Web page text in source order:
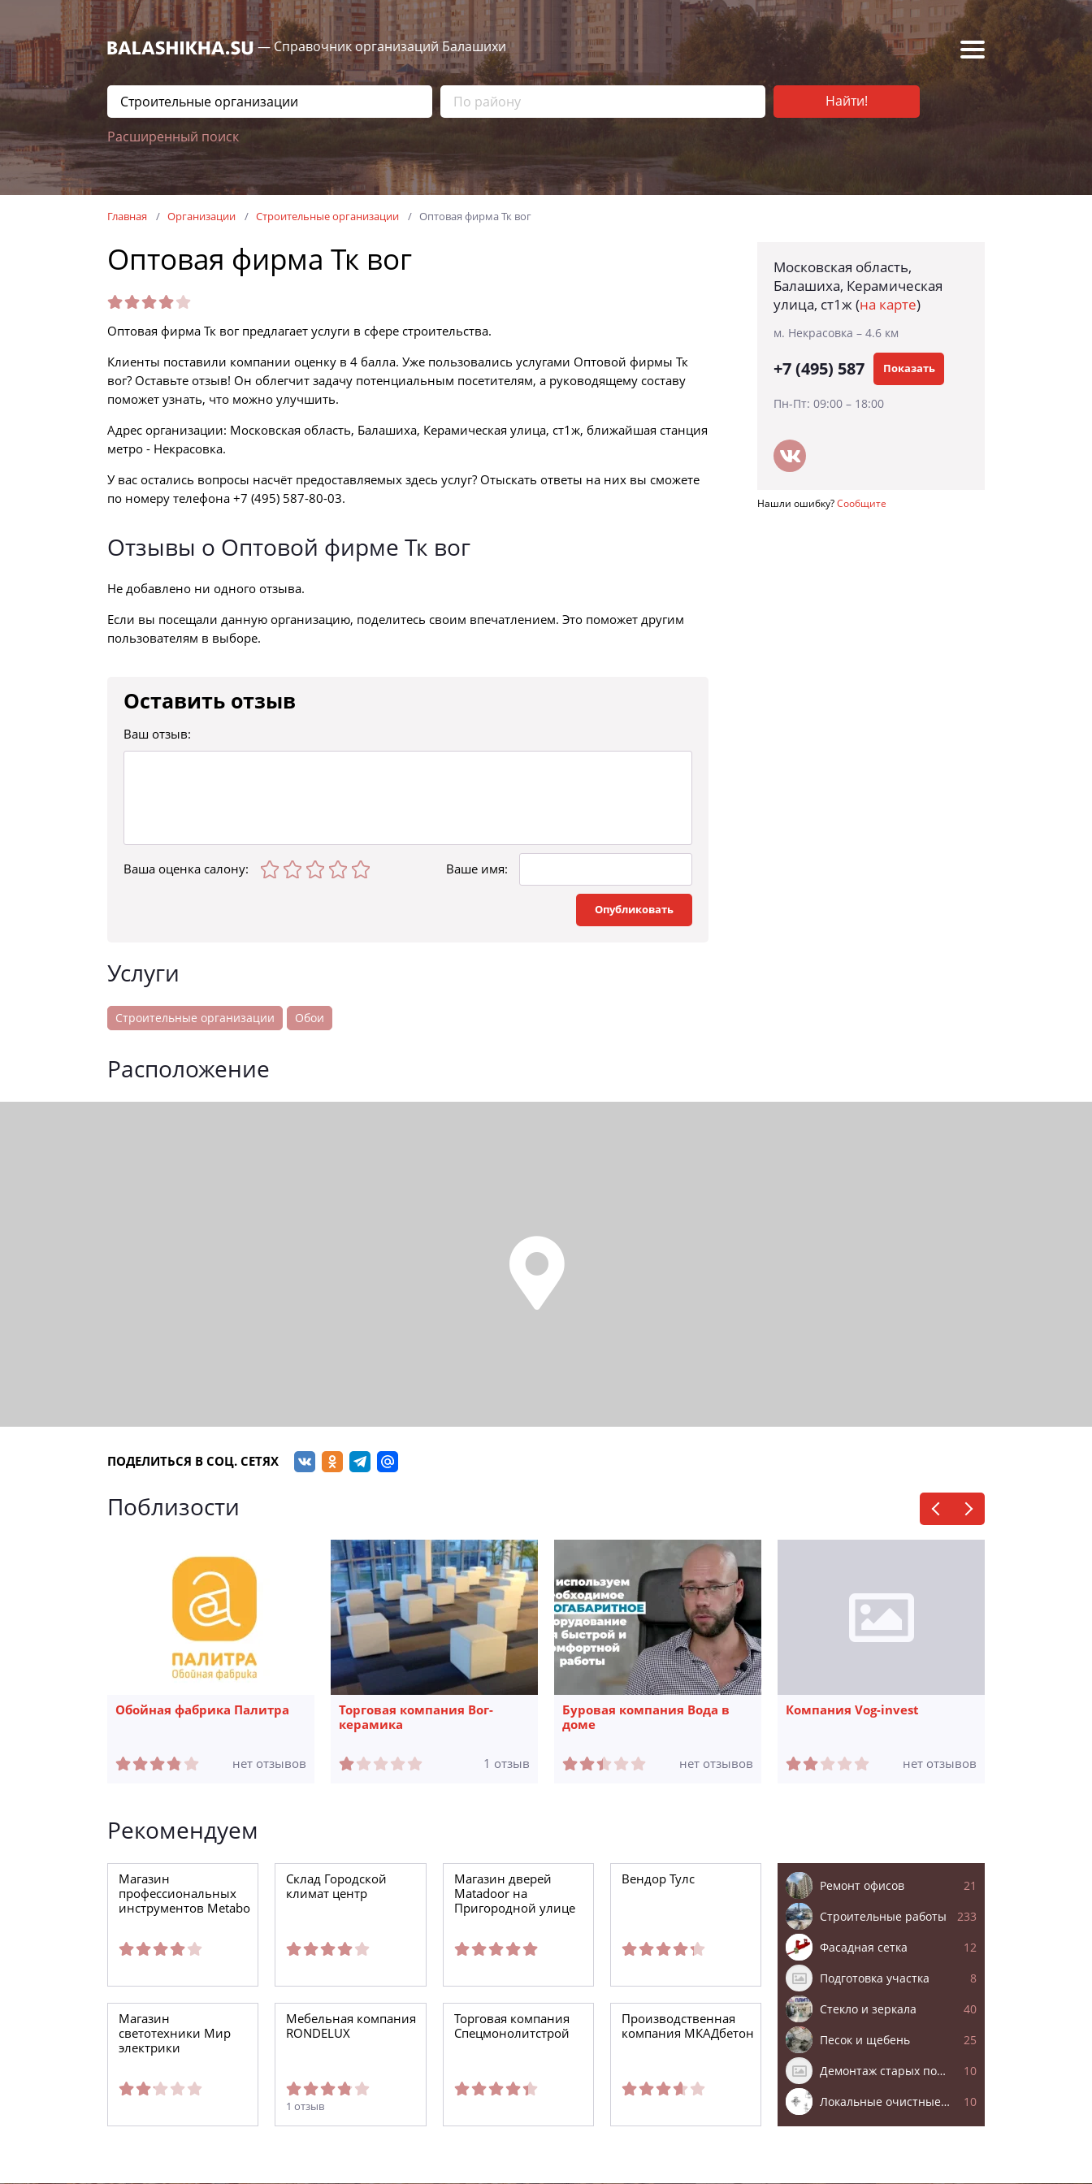
— Справочник организаций Балашихи
Расширенный поиск
Найти!
Главная Организации Строительные организации Оптовая фирма Тк вог
Оптовая фирма Тк вог
Московская область,
Балашиха, Керамическая
улица, ст1ж (на карте)
м. Некрасовка – 4.6 км
+7 (495) 587 Показать
Пн-Пт: 09:00 – 18:00
Нашли ошибку? Сообщите
Оптовая фирма Тк вог предлагает услуги в сфере строительства.
Клиенты поставили компании оценку в 4 балла. Уже пользовались услугами Оптовой фирмы Тк
вог? Оставьте отзыв! Он облегчит задачу потенциальным посетителям, а руководящему составу
поможет узнать, что можно улучшить.
Адрес организации: Московская область, Балашиха, Керамическая улица, ст1ж, ближайшая станция
метро - Некрасовка.
У вас остались вопросы насчёт предоставляемых здесь услуг? Отыскать ответы на них вы сможете
по номеру телефона +7 (495) 587-80-03.
Отзывы о Оптовой фирме Тк вог
Не добавлено ни одного отзыва.
Если вы посещали данную организацию, поделитесь своим впечатлением. Это поможет другим
пользователям в выборе.
Оставить отзыв
Ваш отзыв:
Ваша оценка салону: Ваше имя:
Опубликовать
Услуги
Строительные организации Обои
Расположение
ПОДЕЛИТЬСЯ В СОЦ. СЕТЯХ
Поблизости
Обойная фабрика Палитра
нет отзывов
Торговая компания Вог-
керамика
1 отзыв
Буровая компания Вода в
доме
нет отзывов
Компания Vog-invest
нет отзывов
Рекомендуем
Магазин
профессиональных
инструментов Metabo
Склад Городской
климат центр
Магазин дверей
Matadoor на
Пригородной улице
Вендор Тулс
Магазин
светотехники Мир
электрики
Мебельная компания
RONDELUX
1 отзыв
Торговая компания
Спецмонолитстрой
Производственная
компания МКАДбетон
Ремонт офисов 21
Строительные работы 233
Фасадная сетка 12
Подготовка участка 8
Стекло и зеркала 40
Песок и щебень 25
Демонтаж старых полов 10
Локальные очистные сооружения 10